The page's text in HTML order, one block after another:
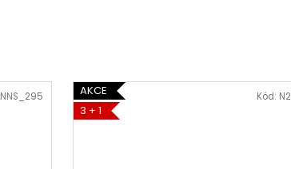
NNS_295
AKCE
3 + 1
Kód: